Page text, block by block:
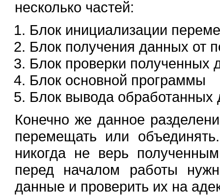
несколько частей:
Блок инициализации
Блок получения данных от
Блок проверки полученных
Блок основной программы
Блок вывода обработанных
Конечно же данное
перемещать или
никогда не верь
перед началом работы
данные и проверить их на